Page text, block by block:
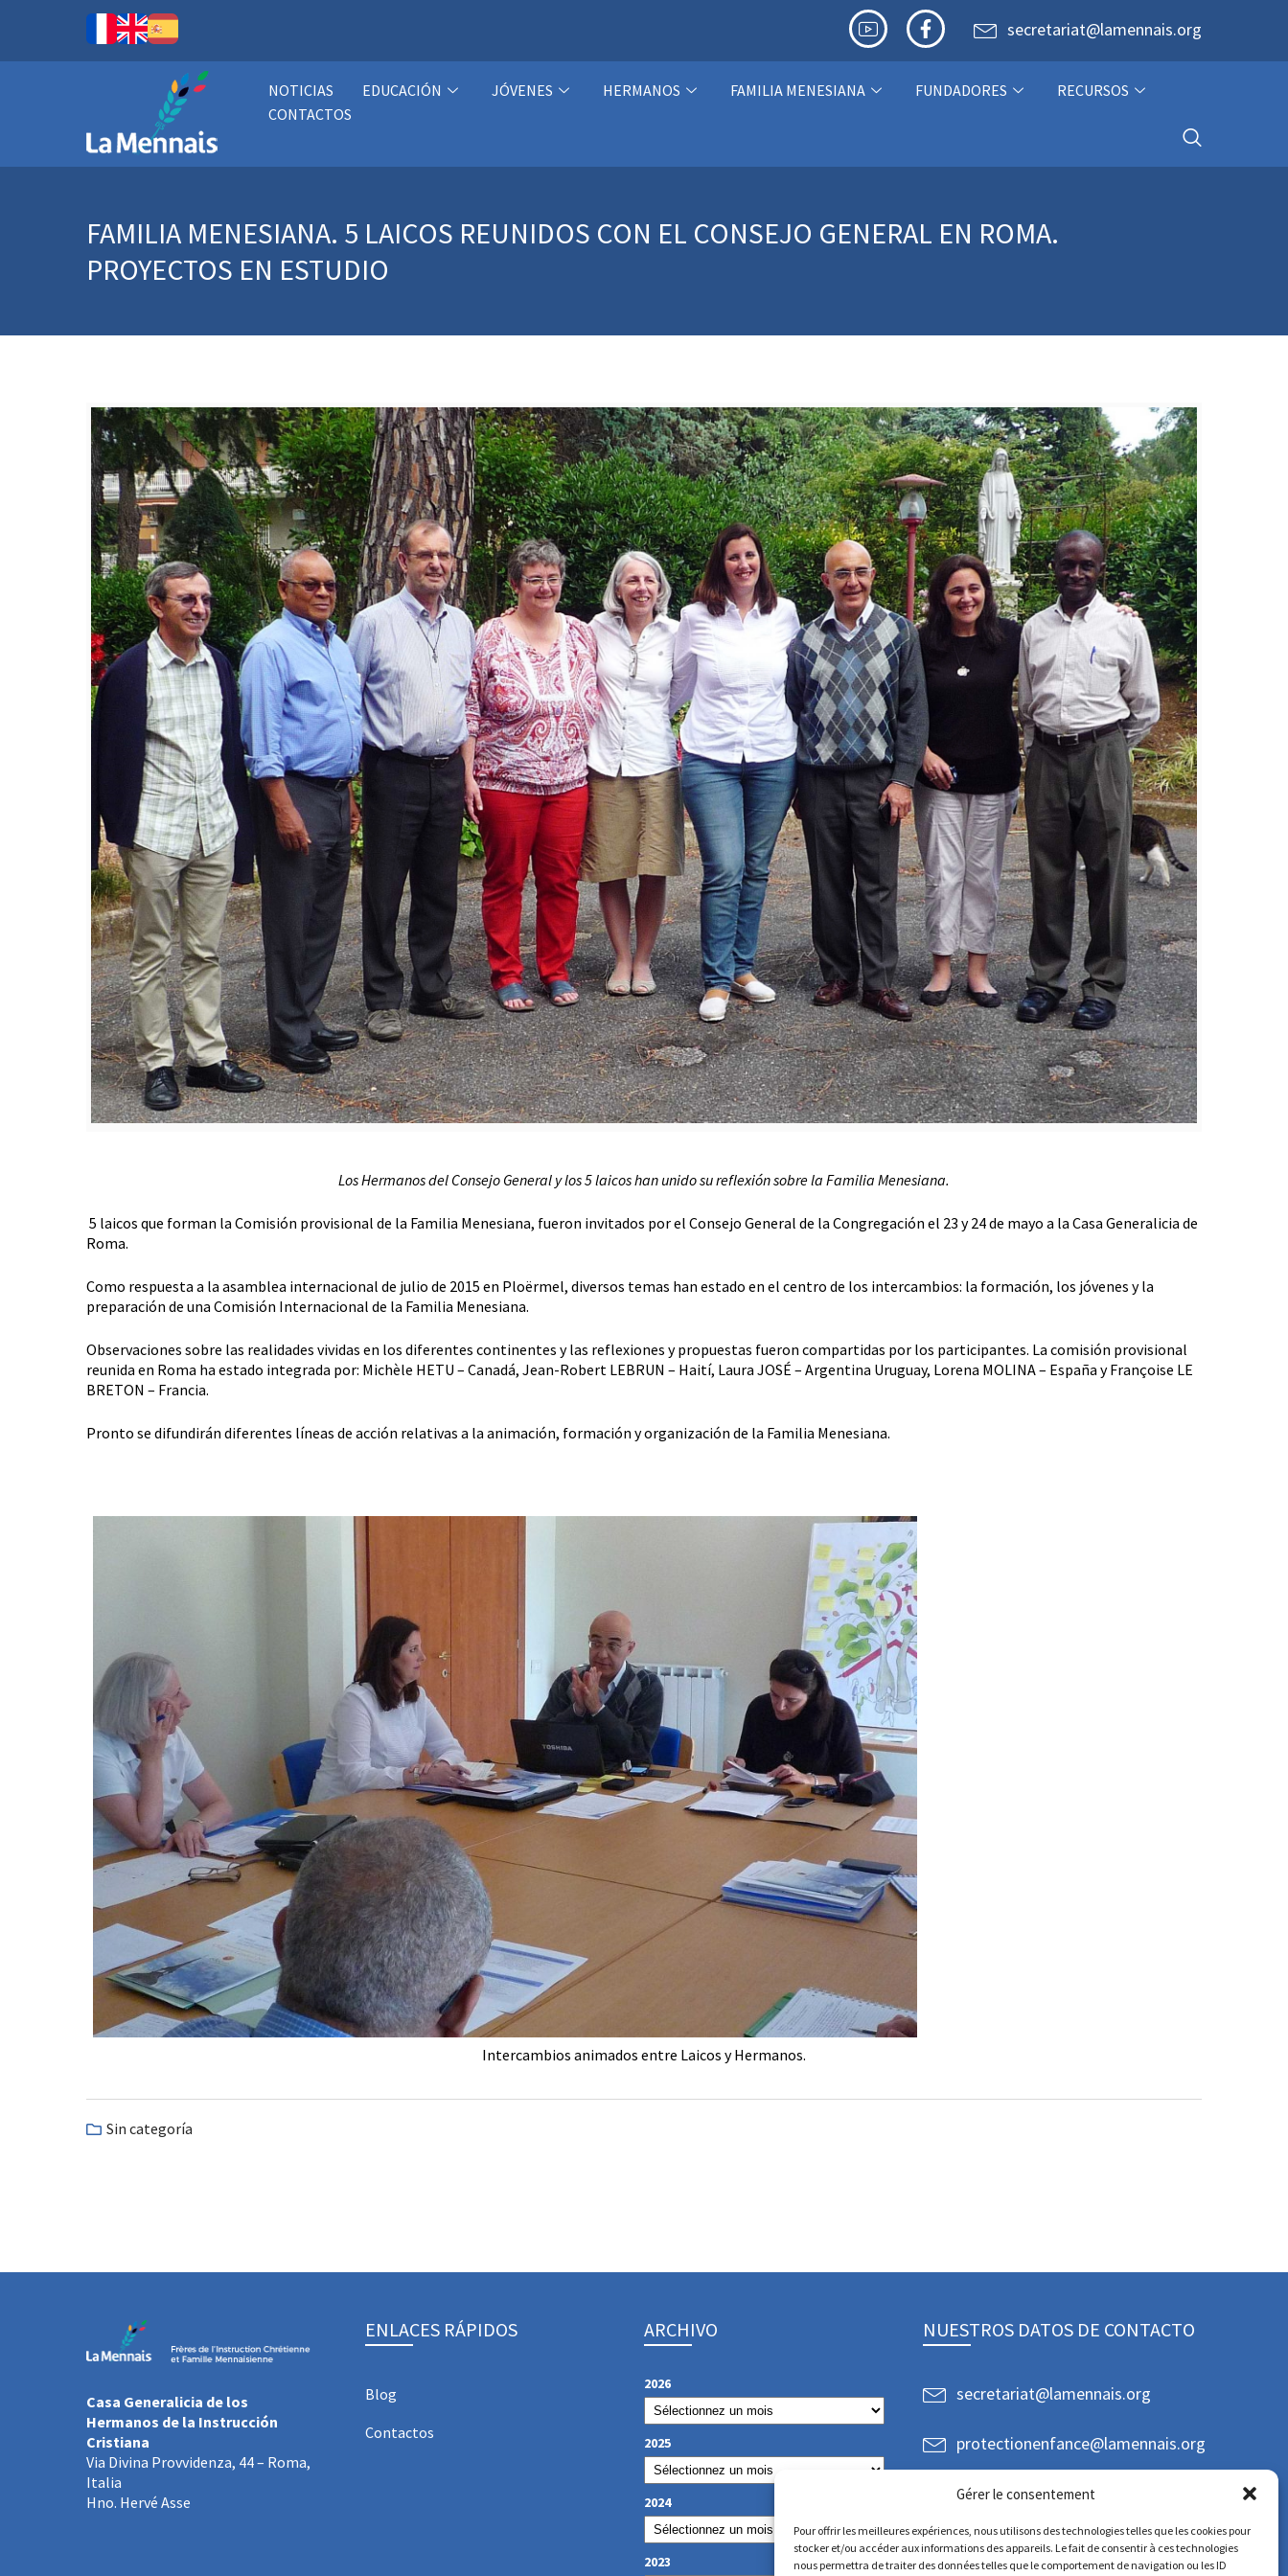
Gérer le consentement
Pour offrir les meilleures expériences, nous utilisons des technologies telles que les cookies pour
stocker et/ou accéder aux informations des appareils. Le fait de consentir à ces technologies
nous permettra de traiter des données telles que le comportement de navigation ou les ID
secretariat@lamennais.org
NOTICIAS EDUCACIÓN JÓVENES HERMANOS FAMILIA MENESIANA FUNDADORES
RECURSOS
CONTACTOS
FAMILIA MENESIANA. 5 LAICOS REUNIDOS CON EL CONSEJO GENERAL EN ROMA.
PROYECTOS EN ESTUDIO
Los Hermanos del Consejo General y los 5 laicos han unido su reflexión sobre la Familia Menesiana.
5 laicos que forman la Comisión provisional de la Familia Menesiana, fueron invitados por el Consejo General de la Congregación el 23 y 24 de mayo a la Casa Generalicia de
Roma.
Como respuesta a la asamblea internacional de julio de 2015 en Ploërmel, diversos temas han estado en el centro de los intercambios: la formación, los jóvenes y la
preparación de una Comisión Internacional de la Familia Menesiana.
Observaciones sobre las realidades vividas en los diferentes continentes y las reflexiones y propuestas fueron compartidas por los participantes. La comisión provisional
reunida en Roma ha estado integrada por: Michèle HETU – Canadá, Jean-Robert LEBRUN – Haití, Laura JOSÉ – Argentina Uruguay, Lorena MOLINA – España y Françoise LE
BRETON – Francia.
Pronto se difundirán diferentes líneas de acción relativas a la animación, formación y organización de la Familia Menesiana.
Intercambios animados entre Laicos y Hermanos.
Sin categoría
Casa Generalicia de los
Hermanos de la Instrucción
Cristiana
Via Divina Provvidenza, 44 – Roma,
Italia
Hno. Hervé Asse
ENLACES RÁPIDOS
Blog
Contactos
ARCHIVO
2026
2025
2024
2023
NUESTROS DATOS DE CONTACTO
secretariat@lamennais.org
protectionenfance@lamennais.org